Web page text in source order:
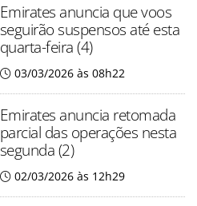
Emirates anuncia que voos
seguirão suspensos até esta
quarta-feira (4)
03/03/2026 às 08h22
Emirates anuncia retomada
parcial das operações nesta
segunda (2)
02/03/2026 às 12h29